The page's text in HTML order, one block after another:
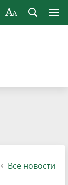
Все новости